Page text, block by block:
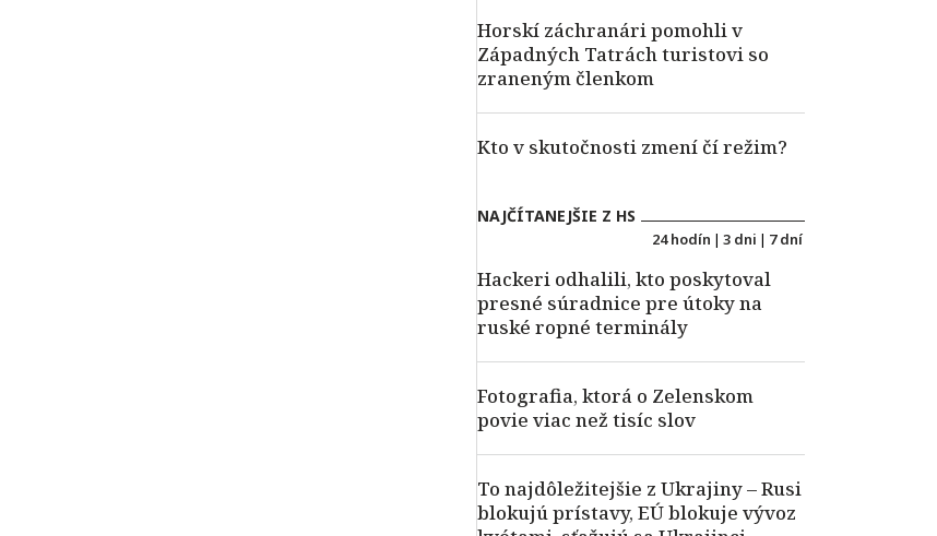
Horskí záchranári pomohli v
Západných Tatrách turistovi so
zraneným členkom
Kto v skutočnosti zmení čí režim?
NAJČÍTANEJŠIE Z HS
24 hodín | 3 dni | 7 dní
Hackeri odhalili, kto poskytoval
presné súradnice pre útoky na
ruské ropné terminály
Fotografia, ktorá o Zelenskom
povie viac než tisíc slov
To najdôležitejšie z Ukrajiny – Rusi
blokujú prístavy, EÚ blokuje vývoz